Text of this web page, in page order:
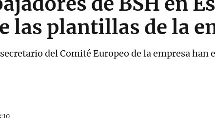
las plantillas de la
del Comité Europeo de la empresa han